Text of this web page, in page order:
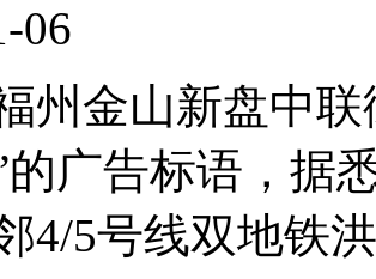
06
州金山新盘中
的广告标语，据
4/5号线双地铁